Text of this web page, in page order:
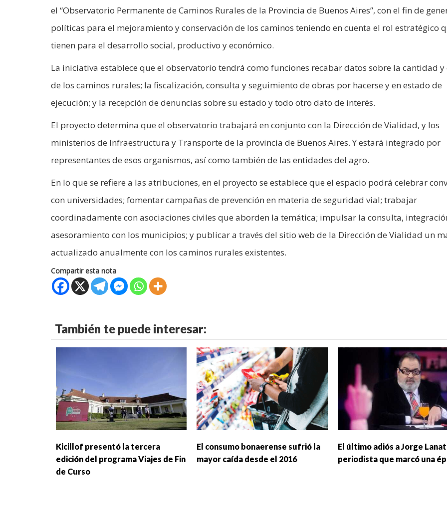
el “Observatorio Permanente de Caminos Rurales de la Provincia de Buenos Aires”, con el fin de
políticas para el mejoramiento y conservación de los caminos teniendo en cuenta el rol estratégico
tienen para el desarrollo social, productivo y económico.
La iniciativa establece que el observatorio tendrá como funciones recabar datos sobre la cantidad y
de los caminos rurales; la fiscalización, consulta y seguimiento de obras por hacerse y en estado de
ejecución; y la recepción de denuncias sobre su estado y todo otro dato de interés.
El proyecto determina que el observatorio trabajará en conjunto con la Dirección de Vialidad, y los
ministerios de Infraestructura y Transporte de la provincia de Buenos Aires. Y estará integrado por
representantes de esos organismos, así como también de las entidades del agro.
En lo que se refiere a las atribuciones, en el proyecto se establece que el espacio podrá celebrar
con universidades; fomentar campañas de prevención en materia de seguridad vial; trabajar
coordinadamente con asociaciones civiles que aborden la temática; impulsar la consulta,
asesoramiento con los municipios; y publicar a través del sitio web de la Dirección de Vialidad un
actualizado anualmente con los caminos rurales existentes.
Compartir esta nota
También te puede interesar:
Kicillof presentó la tercera
edición del programa Viajes de Fin
de Curso
El consumo bonaerense sufrió la
mayor caída desde el 2016
El último adiós a Jorge
periodista que marcó una